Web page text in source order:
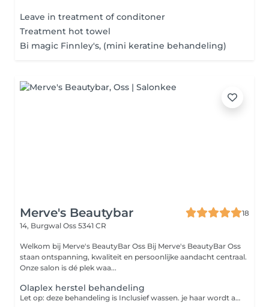
Leave in treatment of conditoner
Treatment hot towel
Bi magic Finnley's, (mini keratine behandeling)
Merve's Beautybar
18
14, Burgwal Oss 5341 CR
Welkom bij Merve's BeautyBar Oss Bij Merve's BeautyBar Oss
staan ontspanning, kwaliteit en persoonlijke aandacht centraal.
Onze salon is dé plek waa...
Olaplex herstel behandeling
Let op: deze behandeling is Inclusief wassen. je haar wordt alleen gedroogd voor model fohnen komt er meerprijs bij,